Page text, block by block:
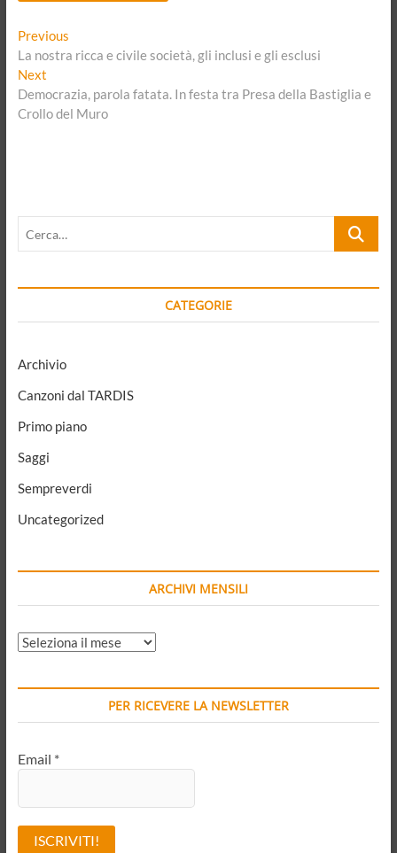
A
l
t
e
r
e
Navigazione
articoli
PreviousPrevious
post:
La nostra ricca e civile società, gli inclusi e gli esclusi
NextNext
post:
Democrazia, parola fatata. In festa tra Presa della Bastiglia e
Crollo del Muro
Cerca…
CATEGORIE
Archivio
Canzoni dal TARDIS
Primo piano
Saggi
Sempreverdi
Uncategorized
ARCHIVI MENSILI
ARCHIVI
PER RICEVERE LA NEWSLETTER
Email *